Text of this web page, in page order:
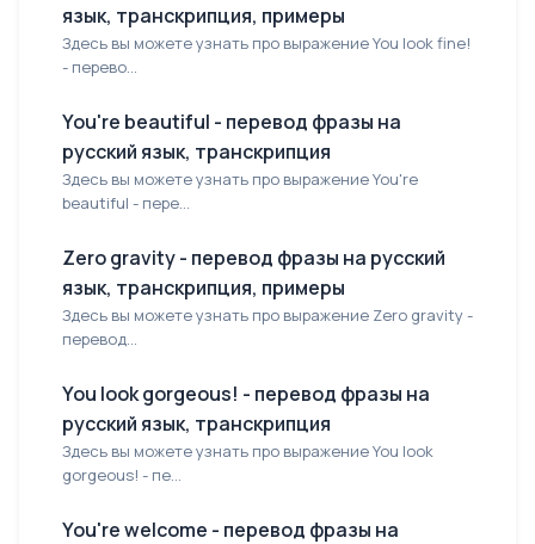
язык, транскрипция, примеры
Здесь вы можете узнать про выражение You look fine!
- перево...
You're beautiful - перевод фразы на
русский язык, транскрипция
Здесь вы можете узнать про выражение You're
beautiful - пере...
Zero gravity - перевод фразы на русский
язык, транскрипция, примеры
Здесь вы можете узнать про выражение Zero gravity -
перевод...
You look gorgeous! - перевод фразы на
русский язык, транскрипция
Здесь вы можете узнать про выражение You look
gorgeous! - пе...
You're welcome - перевод фразы на